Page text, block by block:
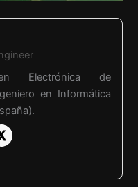
Electrónica de
en Informática